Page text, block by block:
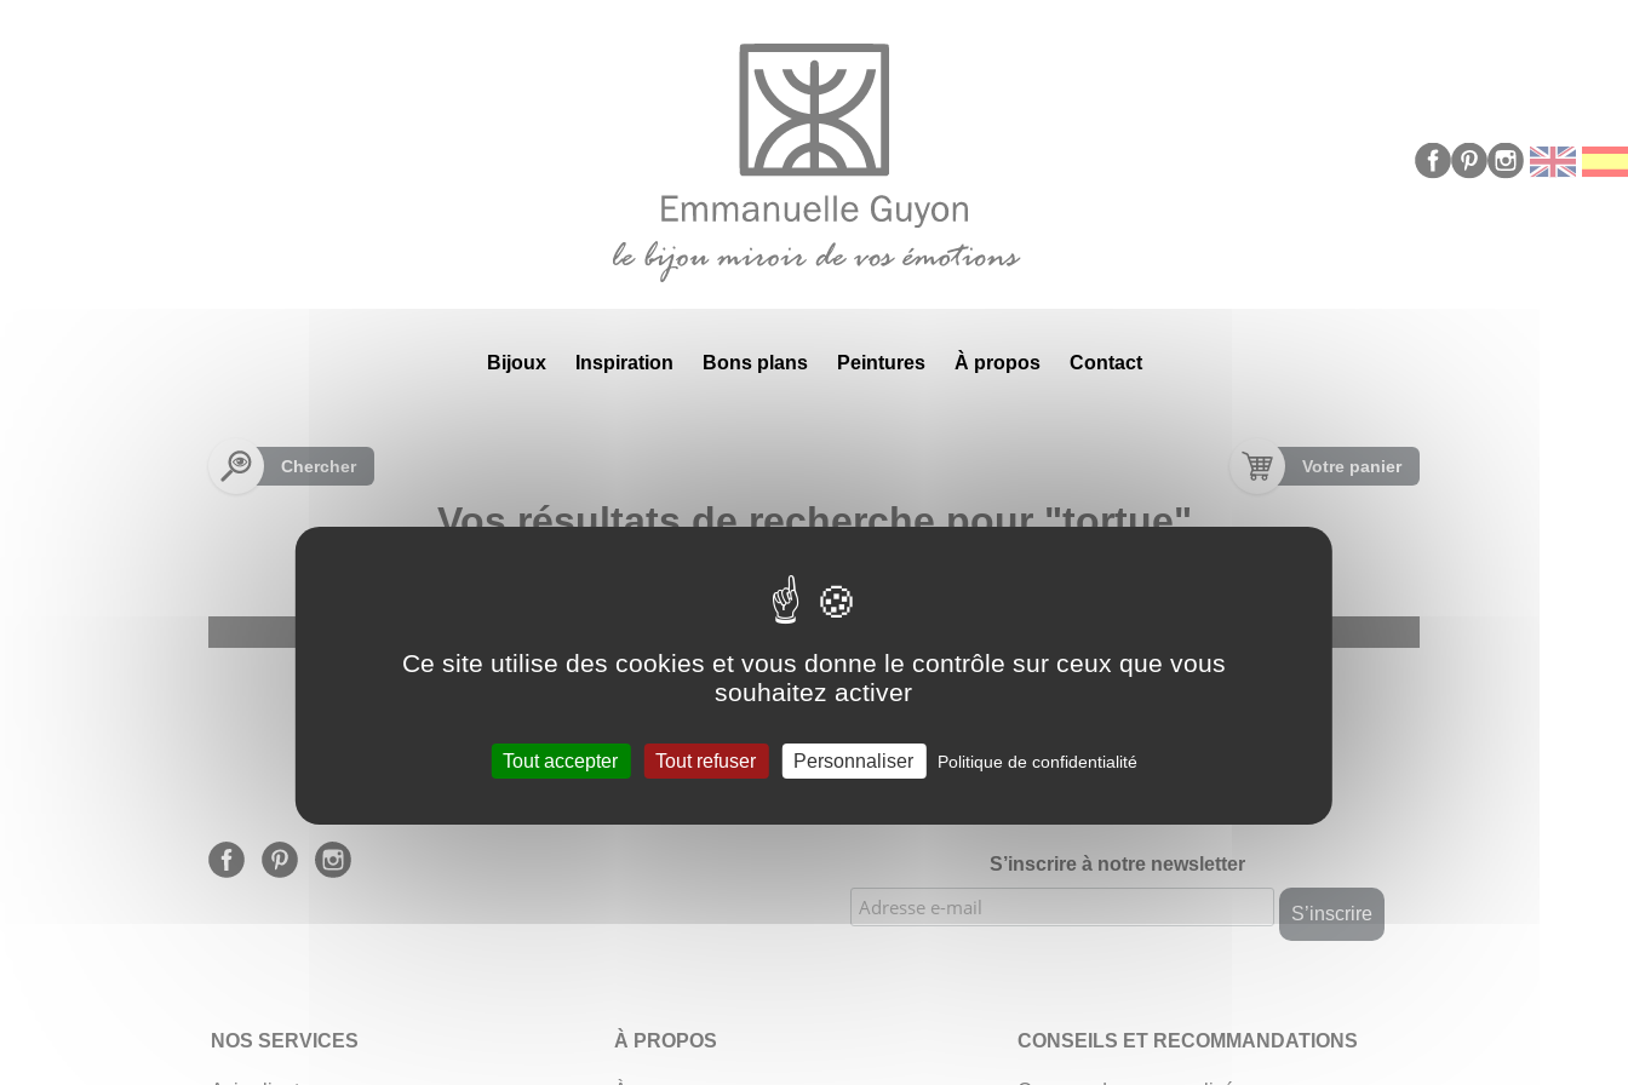
Bijoux Inspiration Bons plans Peintures À propos Contact
Chercher Votre panier
Vos résultats de recherche pour "tortue"
★★★★★ Évaluations de notre boutique Etsy : 900 ventes, 294 avis
S’inscrire à notre newsletter
NOS SERVICES À PROPOS CONSEILS ET RECOMMANDATIONS
Ce site utilise des cookies et vous donne le contrôle sur ceux que vous
souhaitez activer
Tout accepter Tout refuser Personnaliser Politique de confidentialité